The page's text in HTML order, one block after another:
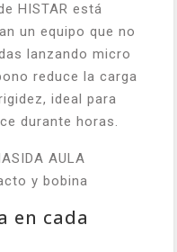
HISTAR está
un equipo que no
lanzando micro
reduce la carga
ideal para
durante horas.
en cada